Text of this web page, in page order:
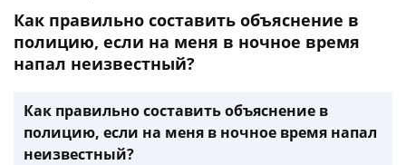
Как правильно составить объяснение в
полицию, если на меня в ночное время
напал неизвестный?
Как правильно составить объяснение в
полицию, если на меня в ночное время напал
неизвестный?